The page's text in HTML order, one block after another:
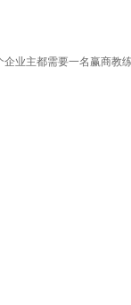
企业主都需要一名赢商教